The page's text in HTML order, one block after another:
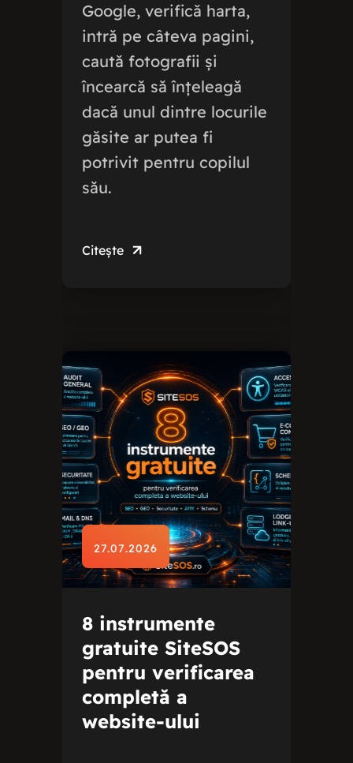
Google, verifică harta,
intră pe câteva pagini,
caută fotografii și
încearcă să înțeleagă
dacă unul dintre locurile
găsite ar putea fi
potrivit pentru copilul
său.
Citește
27.07.2026
8 instrumente
gratuite SiteSOS
pentru verificarea
completă a
website-ului